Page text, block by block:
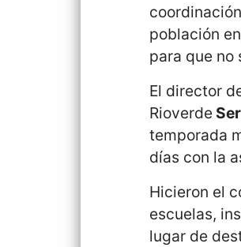
población
para que no
El director
Rioverde
temporada
días con la
Hicieron el
escuelas,
lugar de